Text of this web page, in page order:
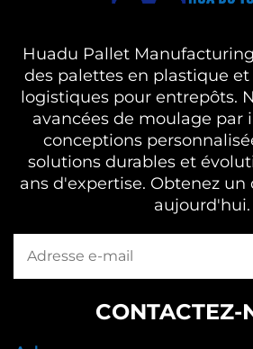
Huadu Pallet
des palettes en plastique
logistiques pour entrepôts.
avancées de moulage par
conceptions
solutions durables et
ans d'expertise. Obtenez
aujourd'hui.
CONTACTEZ-